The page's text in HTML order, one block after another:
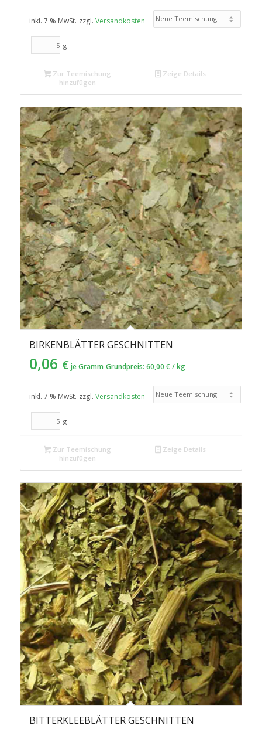
inkl. 7 % MwSt. zzgl. Versandkosten
g
Zur Teemischung
hinzufügen
Zeige Details
BIRKENBLÄTTER GESCHNITTEN
0,06 € je Gramm Grundpreis: 60,00 € /kg
inkl. 7 % MwSt. zzgl. Versandkosten
g
Zur Teemischung
hinzufügen
Zeige Details
BITTERKLEEBLÄTTER GESCHNITTEN